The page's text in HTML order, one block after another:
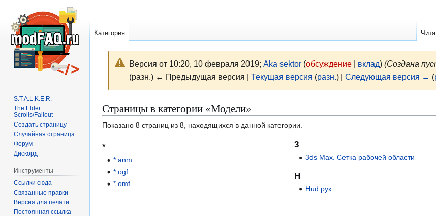
Версия от 10:20, 10 февраля 2019; Aka sektor (обсуждение| вклад) (Создана
(разн.) ← Предыдущая версия | Текущая версия (разн.) | Следующая версия → (
Перейти
к
навигации
Перейти
к
поиску
Страницы в категории «Модели»
Показано 8 страниц из 8, находящихся в данной категории.
*
*.anm
*.ogf
*.omf
3
3ds Max. Сетка рабочей области
H
Hud рук
Категория
S.T.A.L.K.E.R.
The Elder
Scrolls/Fallout
Создать страницу
Случайная страница
Форум
Дискорд
Инструменты
Ссылки сюда
Связанные правки
Версия для печати
Постоянная ссылка